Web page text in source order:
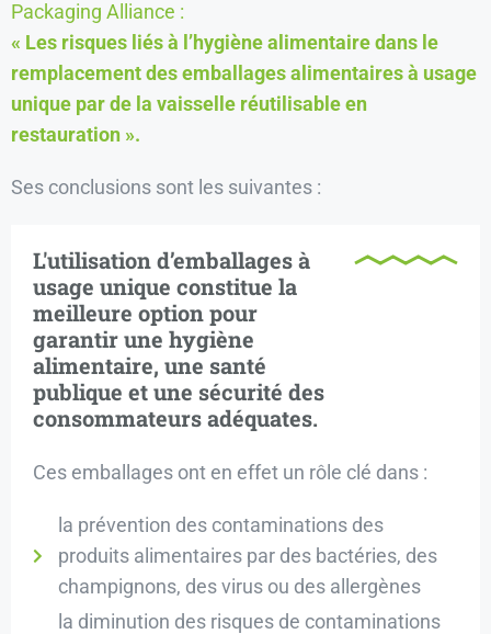
Packaging Alliance :
« Les risques liés à l’hygiène alimentaire dans le
remplacement des emballages alimentaires à usage
unique par de la vaisselle réutilisable en
restauration ».
Ses conclusions sont les suivantes :
L'utilisation d’emballages à
usage unique constitue la
meilleure option pour
garantir une hygiène
alimentaire, une santé
publique et une sécurité des
consommateurs adéquates.
Ces emballages ont en effet un rôle clé dans :
la prévention des contaminations des
produits alimentaires par des bactéries, des
champignons, des virus ou des allergènes
la diminution des risques de contaminations